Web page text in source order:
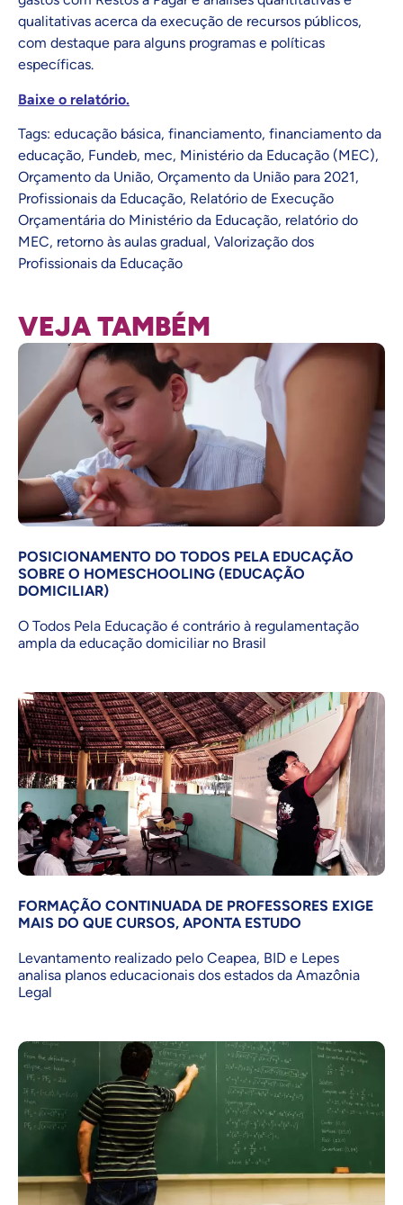
qualitativas acerca da execução de recursos públicos,
com destaque para alguns programas e políticas
específicas.
Baixe o relatório.
Tags: educação básica, financiamento, financiamento da
educação, Fundeb, mec, Ministério da Educação (MEC),
Orçamento da União, Orçamento da União para 2021,
Profissionais da Educação, Relatório de Execução
Orçamentária do Ministério da Educação, relatório do
MEC, retorno às aulas gradual, Valorização dos
Profissionais da Educação
VEJA TAMBÉM
POSICIONAMENTO DO TODOS PELA EDUCAÇÃO
SOBRE O HOMESCHOOLING (EDUCAÇÃO
DOMICILIAR)
O Todos Pela Educação é contrário à regulamentação
ampla da educação domiciliar no Brasil
FORMAÇÃO CONTINUADA DE PROFESSORES EXIGE
MAIS DO QUE CURSOS, APONTA ESTUDO
Levantamento realizado pelo Ceapea, BID e Lepes
analisa planos educacionais dos estados da Amazônia
Legal